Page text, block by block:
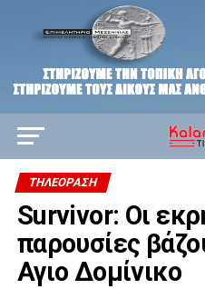
ΤΗΛΕΌΡΑΣΗ
Survivor: Οι
παρουσίες
Αγιο Δομίνικο